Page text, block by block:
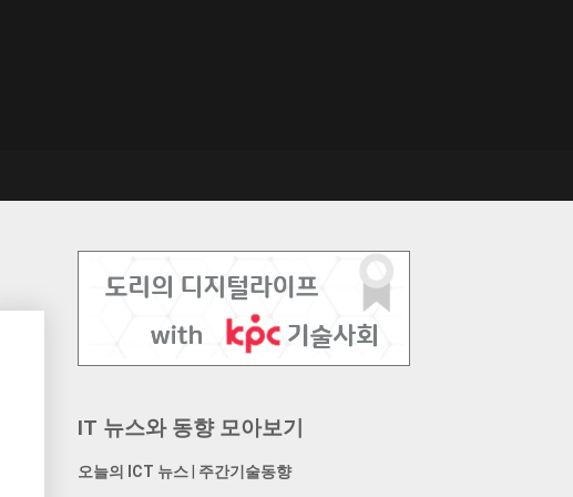
IT 뉴스와 동향 모아보기
오늘의 ICT 뉴스 주간기술동향